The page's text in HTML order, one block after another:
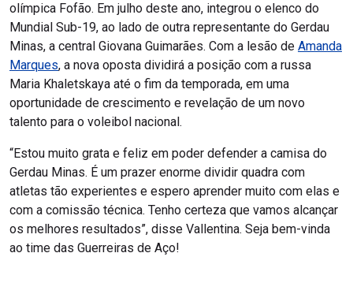
olímpica Fofão. Em julho deste ano, integrou o elenco do
Mundial Sub-19, ao lado de outra representante do Gerdau
Minas, a central Giovana Guimarães. Com a lesão de Amanda
Marques, a nova oposta dividirá a posição com a russa
Maria Khaletskaya até o fim da temporada, em uma
oportunidade de crescimento e revelação de um novo
talento para o voleibol nacional.
“Estou muito grata e feliz em poder defender a camisa do
Gerdau Minas. É um prazer enorme dividir quadra com
atletas tão experientes e espero aprender muito com elas e
com a comissão técnica. Tenho certeza que vamos alcançar
os melhores resultados”, disse Vallentina. Seja bem-vinda
ao time das Guerreiras de Aço!